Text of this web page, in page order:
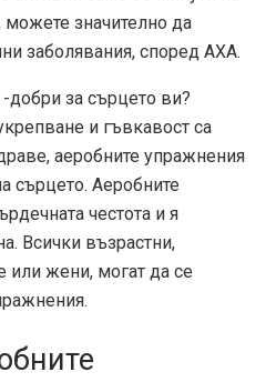
значително да
заболявания, според АХА.
добри за сърцето ви?
и гъвкавост са
аеробните упражнения
сърцето. Аеробните
честота и я
Всички възрастни,
жени, могат да се